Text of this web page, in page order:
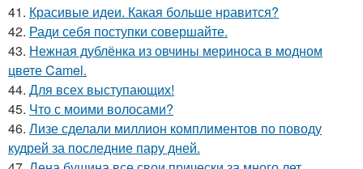
41. Красивые идеи. Какая больше нравится?
42. Ради себя поступки совершайте.
43. Нежная дублёнка из овчины мериноса в модном
цвете Camel.
44. Для всех выступающих!
45. Что с моими волосами?
46. Лизе сделали миллион комплиментов по поводу
кудрей за последние пару дней.